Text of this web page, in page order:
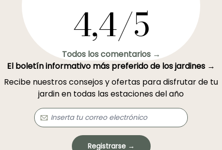
4,4/5
Todos los comentarios →
El boletín informativo más preferido de los jardines →
Recibe nuestros consejos y ofertas para disfrutar de tu
jardin en todas las estaciones del año
Registrarse →